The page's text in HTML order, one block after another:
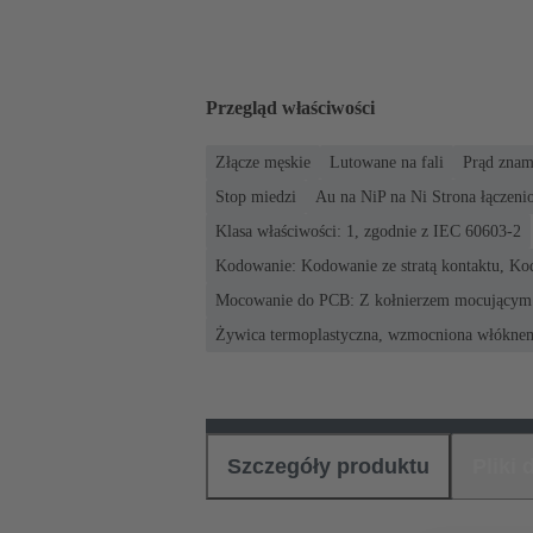
Przegląd właściwości
Złącze męskie Lutowane na fali Prąd
Stop miedzi
Au na NiP na Ni Strona
Klasa właściwości: 1, zgodnie z IEC 60603-2
Kodowanie: Kodowanie ze stratą kontaktu,
Mocowanie do PCB: Z kołnierzem mocującym
Żywica termoplastyczna, wzmocniona
Szczegóły produktu